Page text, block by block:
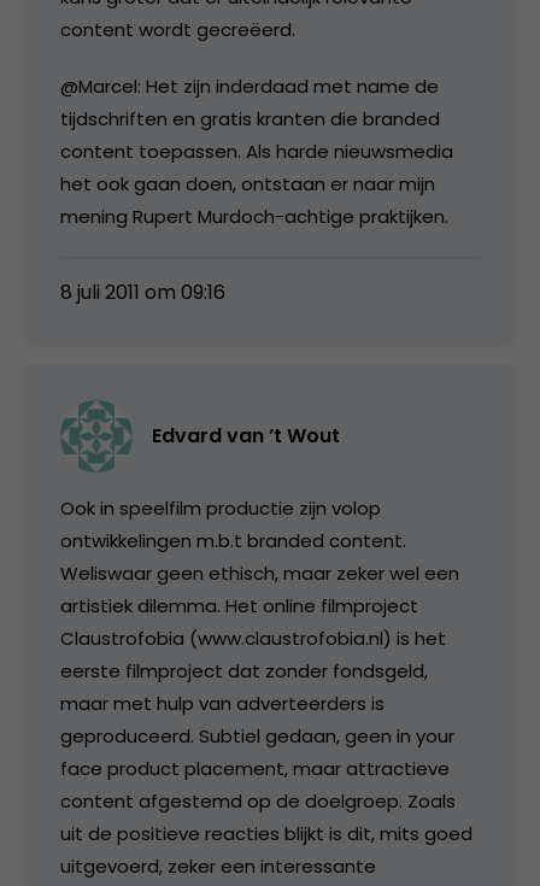
content wordt gecreëerd.
@Marcel: Het zijn inderdaad met name de
tijdschriften en gratis kranten die branded
content toepassen. Als harde nieuwsmedia
het ook gaan doen, ontstaan er naar mijn
mening Rupert Murdoch-achtige praktijken.
8 juli 2011 om 09:16
Edvard van ’t Wout
Ook in speelfilm productie zijn volop
ontwikkelingen m.b.t branded content.
Weliswaar geen ethisch, maar zeker wel een
artistiek dilemma. Het online filmproject
Claustrofobia (www.claustrofobia.nl) is het
eerste filmproject dat zonder fondsgeld,
maar met hulp van adverteerders is
geproduceerd. Subtiel gedaan, geen in your
face product placement, maar attractieve
content afgestemd op de doelgroep. Zoals
uit de positieve reacties blijkt is dit, mits goed
uitgevoerd, zeker een interessante